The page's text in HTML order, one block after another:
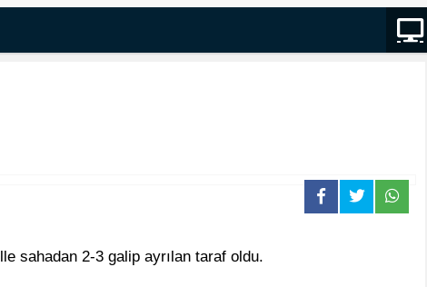
sahadan 2-3 galip ayrılan taraf oldu.